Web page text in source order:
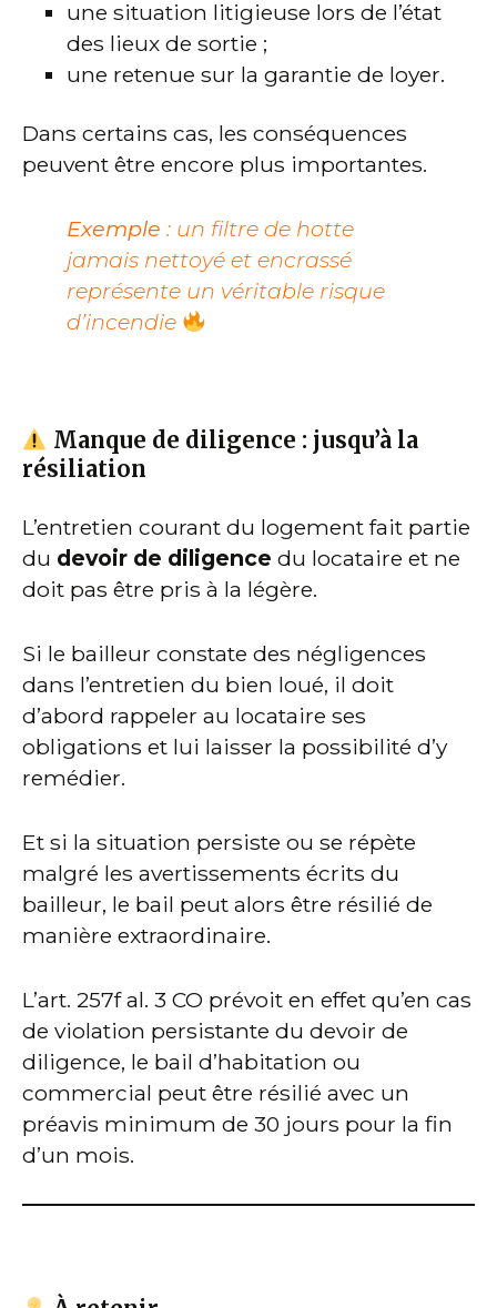
une situation litigieuse lors de l’état
des lieux de sortie ;
une retenue sur la garantie de loyer.
Dans certains cas, les conséquences
peuvent être encore plus importantes.
Exemple : un filtre de hotte
jamais nettoyé et encrassé
représente un véritable risque
d’incendie
Manque de diligence : jusqu’à la
résiliation
L’entretien courant du logement fait partie
du devoir de diligence du locataire et ne
doit pas être pris à la légère.
Si le bailleur constate des négligences
dans l’entretien du bien loué, il doit
d’abord rappeler au locataire ses
obligations et lui laisser la possibilité d’y
remédier.
Et si la situation persiste ou se répète
malgré les avertissements écrits du
bailleur, le bail peut alors être résilié de
manière extraordinaire.
L’art. 257f al. 3 CO prévoit en effet qu’en cas
de violation persistante du devoir de
diligence, le bail d’habitation ou
commercial peut être résilié avec un
préavis minimum de 30 jours pour la fin
d’un mois.